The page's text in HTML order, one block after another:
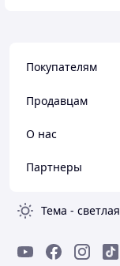
Покупателям
Продавцам
О нас
Партнеры
Тема - светлая